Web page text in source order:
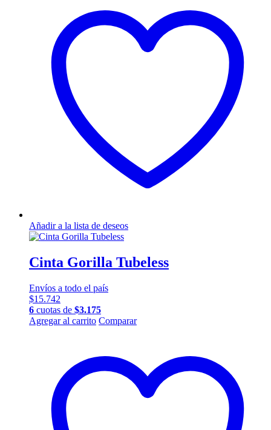
Añadir a la lista de deseos
Cinta Gorilla Tubeless
Envíos a todo el país
$15.742
6 cuotas de $3.175
Agregar al carrito Comparar